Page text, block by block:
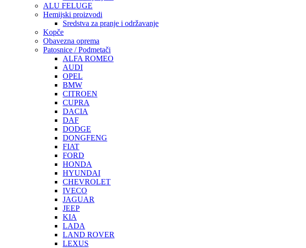
ALU FELUGE
Hemijski proizvodi
Sredstva za pranje i održavanje
Kopče
Obavezna oprema
Patosnice / Podmetači
ALFA ROMEO
AUDI
OPEL
BMW
CITROEN
CUPRA
DACIA
DAF
DODGE
DONGFENG
FIAT
FORD
HONDA
HYUNDAI
CHEVROLET
IVECO
JAGUAR
JEEP
KIA
LADA
LAND ROVER
LEXUS